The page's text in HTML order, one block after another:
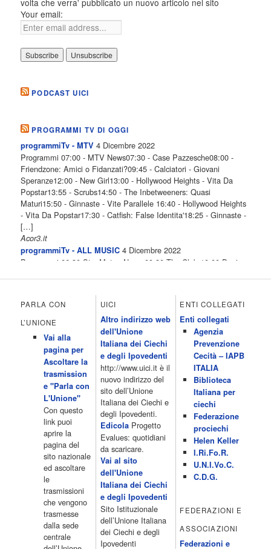
volta che verra' pubblicato un nuovo articolo nel sito
Your email:
PODCAST UICI
PROGRAMMI TV DI OGGI
programmiTv - MTV 4 Dicembre 2022
Programmi 07:00 - MTV News07:30 - Case Pazzesche08:00 -
Friendzone: Amici o Fidanzati?09:45 - Calciatori - Giovani
Speranze12:00 - New Girl13:00 - Hollywood Heights - Vita Da
Popstar13:55 - Scrubs14:50 - The Inbetweeners: Quasi
Maturi15:50 - Ginnaste - Vite Parallele 16:40 - Hollywood Heights
- Vita Da Popstar17:30 - Catfish: False Identita'18:25 - Ginnaste -
[…]
Acor3.it
programmiTv - ALL MUSIC 4 Dicembre 2022
Programmi 06.30 Star.Meteo.News 09.30 The Club 10.00 Deejay
All News 16.05 Rotazione musicale 19.00 All News 19.05 The
Club 19.30 19.30 Human Guinea Pigs 20.00 Inbox 21.00 Code
Monkeys 21.30 Sons of Butcher […]
programmiTv - ITALIA 1 4 Dicembre 2022
Programmi 06.35 Cartoni Animati 09.05 Telefilm:Starsky & Hutch
10.10 Telefilm:Supercar 12.15 12.15 Secondo voi 12.25 Studio
Aperto 13.00 Studio Sport 13.40 Cartoni animati 14.30 I Simpson
15.00 Telefilm:Paso adelante 15.55 15.55 Telefilm:Wildfire 16.50
Cartoni animati 18.30 Studio Aperto 19.05 Don Luca c'� 19.35
19.35 Medici miei 20.05 Camera caf� 20.30 La ruota della
fortuna 21.10 […]
Acor3.it
programmiTv - LA 7
4 Dicembre 2022
Programmi 06:00 - Tg La7/meteo/oroscopo/traffico06:55 - Movie
Flash07:00 - Omnibus ? Rassegna stampa07:30 - Tg La707:50 -
Omnibus09:50 - Coffee Break11:00 - L?aria che tira12:25 - I
men� di Benedetta13:30 - Tg La714:00 - Tg La7 Cronache14:40 -
Telefilm: Le strade di San Francisco - Omicidio di primo grado -
Una scuola di paura 16:30 […]
Acor3.it
programmiTv - CANALE 5 4 Dicembre 2022
PARLA CON
L’UNIONE
Vai alla
pagina per
Ascoltare la
trasmission
e "Parla con
L'Unione"
Con questo
link puoi
aprire la
pagina del
sito nazionale
ed ascoltare
le
trasmissioni
che vengono
trasmesse
dalla sede
centrale
UICI
Altro indirizzo web
dell'Unione
Italiana dei Ciechi
e degli Ipovedenti
http://www.uici.it è il
nuovo indirizzo del
sito dell’Unione
Italiana dei Ciechi e
degli Ipovedenti.
EdicolaProgetto
Evalues: quotidiani
da scaricare.
Vai al sito
dell'Unione
Italiana dei Ciechi
e degli Ipovedenti
Sito Istituzionale
dell’Unione Italiana
dei Ciechi e degli
Ipovedenti
ENTI COLLEGATI
Enti collegati
Agenzia
Prevenzione
Cecità – IAPB
ITALIA
Biblioteca
Italiana per
ciechi
Federazione
prociechi
Helen Keller
I.Ri.Fo.R.
U.N.I.Vo.C.
C.D.G.
FEDERAZIONI E
ASSOCIAZIONI
Federazioni e